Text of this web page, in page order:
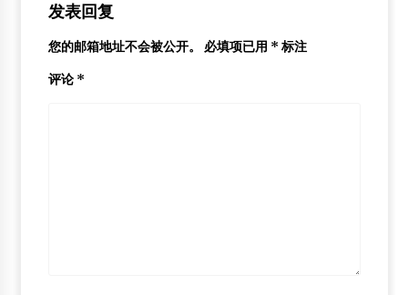
发表回复
您的邮箱地址不会被公开。 必填项已用 * 标注
评论 *